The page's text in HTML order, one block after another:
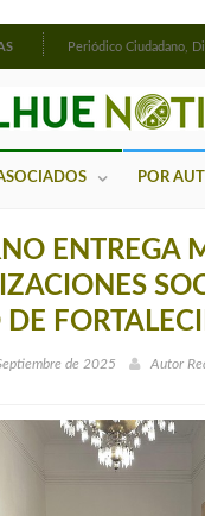
Periódico Ciudadano,
POR
ENTREGA
DE
de 2025 Autor